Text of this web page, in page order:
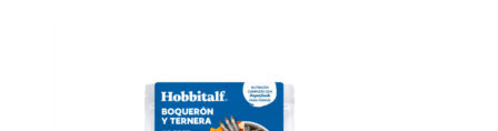
Las
opciones